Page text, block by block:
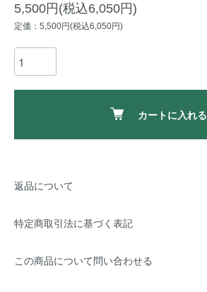
5,500円(税込6,050円)
定価：5,500円(税込6,050円)
カートに入れる
返品について
特定商取引法に基づく表記
この商品について問い合わせる